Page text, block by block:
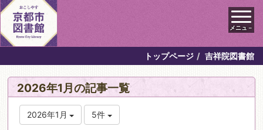
メニュ－
トップページ 吉祥院図書館
2026年1月の記事一覧
2026年1月 5件